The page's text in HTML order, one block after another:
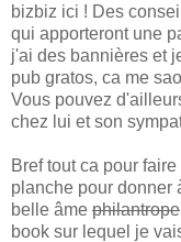
bizbiz ici ! Des
qui apporteront une
j'ai des bannières et
pub gratos, ca me
Vous pouvez
chez lui et son
Bref tout ca pour
planche pour donner
belle âme philantrope
book sur lequel je